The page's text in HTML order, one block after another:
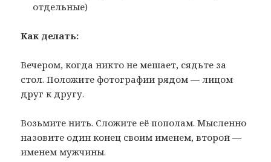
отдельные)
Как делать:
Вечером, когда никто не мешает, сядьте за
стол. Положите фотографии рядом — лицом
друг к другу.
Возьмите нить. Сложите её пополам. Мысленно
назовите один конец своим именем, второй —
именем мужчины.